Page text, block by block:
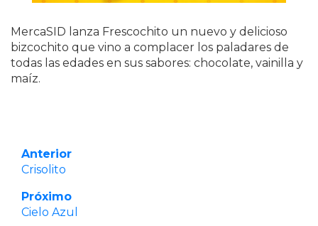
MercaSID lanza Frescochito un nuevo y delicioso
bizcochito que vino a complacer los paladares de
todas las edades en sus sabores: chocolate, vainilla y
maíz.
Anterior
Crisolito
Próximo
Cielo Azul